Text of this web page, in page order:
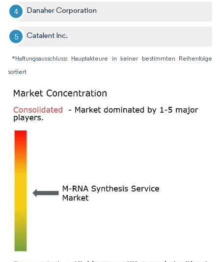
Danaher Corporation
Catalent Inc.
*Haftungsausschluss: Hauptakteure in keiner bestimmten Reihenfolge
sortiert